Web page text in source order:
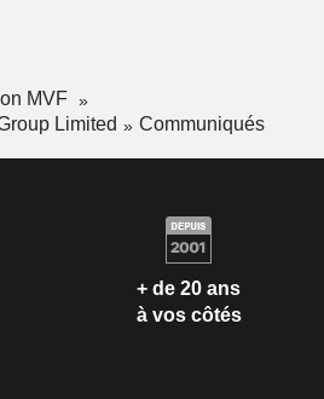
MVF
Limited
Communiqués
+ de 20 ans
à vos côtés